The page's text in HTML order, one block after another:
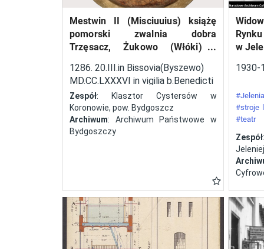
techniczny konstrukcji
startujących w zawodach
samolotów. Ponadto
przeprowadzano próby
zużycia paliwa, szybkiego
uruchomienia silnika,
oceniano czas i sposób
składania i rozkładania
1934. W zawodach brały
także udział panie. Polscy
lotnicy zadebiutowali
podczas zawodów w roku
Mestwin II (Misciuuius) książę
pomorski zwalnia dobra
Trzęsacz, Żukowo (Włóki) i
Dobrcz w kasztelanii
wyszogrodzkiej, należące do
klasztoru cystersów w
1286. 20.III.in Bissovia(Byszewo)
MD.CC.LXXXVI in vigilia b.Benedicti
abbatos.
Zespół: Klasztor Cystersów w
Koronowie, pow. Bydgoszcz
Archiwum: Archiwum Państwowe w
Bydgoszczy
w
1930-
#stroje
#teatr
Zespół